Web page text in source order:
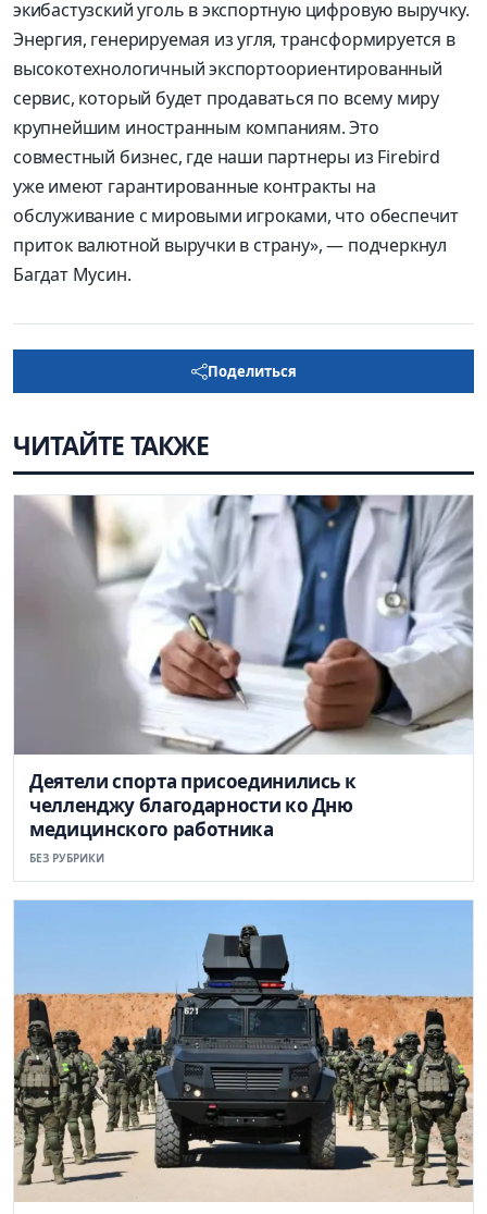
экибастузский уголь в экспортную цифровую выручку.
Энергия, генерируемая из угля, трансформируется в
высокотехнологичный экспортоориентированный
сервис, который будет продаваться по всему миру
крупнейшим иностранным компаниям. Это
совместный бизнес, где наши партнеры из Firebird
уже имеют гарантированные контракты на
обслуживание с мировыми игроками, что обеспечит
приток валютной выручки в страну», — подчеркнул
Багдат Мусин.
Поделиться
ЧИТАЙТЕ ТАКЖЕ
Деятели спорта присоединились к
челленджу благодарности ко Дню
медицинского работника
БЕЗ РУБРИКИ